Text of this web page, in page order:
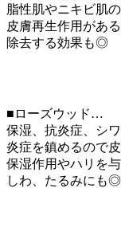
脂性肌やニキビ肌の
皮膚再生作用があ
除去する効果も◎
■ローズウッド…
保湿、抗炎症、シ
炎症を鎮めるので
保湿作用やハリを与
しわ、たるみにも◎